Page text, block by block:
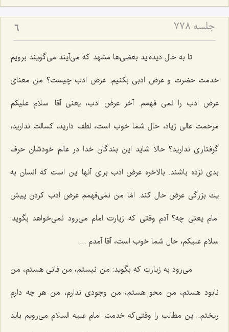
جلسه ۷۷۸ 6
تا به حال دیده‌اید بعضی‌ها مشهد كه می‌آیند می‌گویند برویم
خدمت حضرت و عرض ادبی بكنیم. عرض ادب چیست؟ من معنای
عرض ادب را نمی فهمم. آخر عرض ادب، یعنی آقا: سلام علیكم
مرحمت عالی زیاد، حال شما خوب است، لطف دارید، كسالت ندارید،
گرفتاری ندارید؟ حالا شاید این بندگان خدا در عالم خودشان حرف
بدی نزده باشند. بالاخره عرض ادب برای آنها این است كه انسان به
یك بزرگی عرض حال كند. امّا من نمی‌فهمم عرض ادب كردن پیش
امام یعنی چه؟ آدم وقتی كه زیارت امام می‌رود نمی‌خواهد بگوید:
سلام علیكم، حال شما خوب است، آقا آمدم ...
می‌رود به زیارت كه بگوید: من نیستم، من فانی هستم، من
نابود هستم، من محو هستم، من وجودی ندارم، من هر چه دارم
ریختم. این مطالب را وقتی‌كه خدمت امام علیه السلام می‌رویم باید